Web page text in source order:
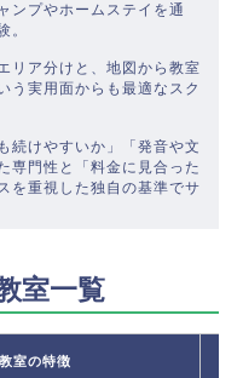
ンプやホームステイを通
。
リア分けと、地図から教室
う実用面からも最適なスク
続けやすいか」「発音や文
専門性と「料金に見合った
を重視した独自の基準でサ
室一覧
教室の特徴